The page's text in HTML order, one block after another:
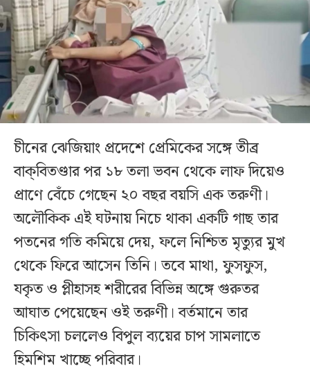
চীনের ঝেজিয়াং প্রদেশে প্রেমিকের সঙ্গে তীব্র
বাক্‌বিতণ্ডার পর ১৮ তলা ভবন থেকে লাফ দিয়েও
প্রাণে বেঁচে গেছেন ২০ বছর বয়সি এক তরুণী।
অলৌকিক এই ঘটনায় নিচে থাকা একটি গাছ তার
পতনের গতি কমিয়ে দেয়, ফলে নিশ্চিত মৃত্যুর মুখ
থেকে ফিরে আসেন তিনি। তবে মাথা, ফুসফুস,
যকৃত ও প্লীহাসহ শরীরের বিভিন্ন অঙ্গে গুরুতর
আঘাত পেয়েছেন ওই তরুণী। বর্তমানে তার
চিকিৎসা চললেও বিপুল ব্যয়ের চাপ সামলাতে
হিমশিম খাচ্ছে পরিবার।